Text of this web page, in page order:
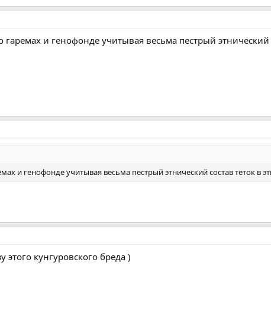
и генофонде учитывая весьма пестрый этнический
и генофонде учитывая весьма пестрый этнический состав теток в
кунгуровского бреда )